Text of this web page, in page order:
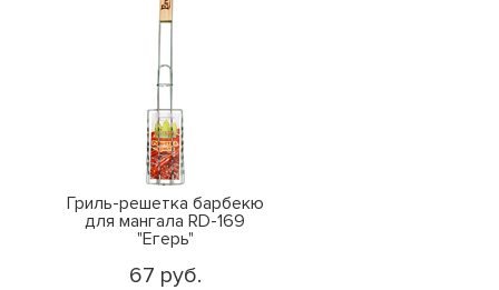
Гриль-решетка барбекю
для мангала RD-169
"Егерь"
67 руб.